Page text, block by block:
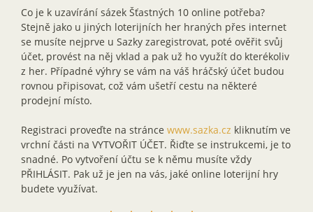
Co je k uzavírání sázek Šťastných 10 online potřeba?
Stejně jako u jiných loterijních her hraných přes internet
se musíte nejprve u Sazky zaregistrovat, poté ověřit svůj
účet, provést na něj vklad a pak už ho využít do kterékoliv
z her. Případné výhry se vám na váš hráčský účet budou
rovnou připisovat, což vám ušetří cestu na některé
prodejní místo.
Registraci proveďte na stránce www.sazka.cz kliknutím ve
vrchní části na VYTVOŘIT ÚČET. Řiďte se instrukcemi, je to
snadné. Po vytvoření účtu se k němu musíte vždy
PŘIHLÁSIT. Pak už je jen na vás, jaké online loterijní hry
budete využívat.